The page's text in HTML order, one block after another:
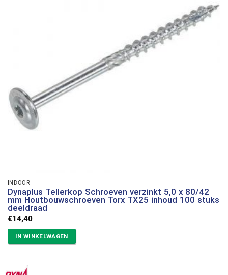
INDOOR
Dynaplus Tellerkop Schroeven verzinkt 5,0 x 80/42
mm Houtbouwschroeven Torx TX25 inhoud 100 stuks
deeldraad
€14,40
IN WINKELWAGEN